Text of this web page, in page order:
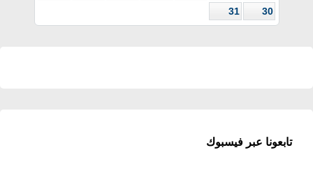
30
31
تابعونا عبر فيسبوك